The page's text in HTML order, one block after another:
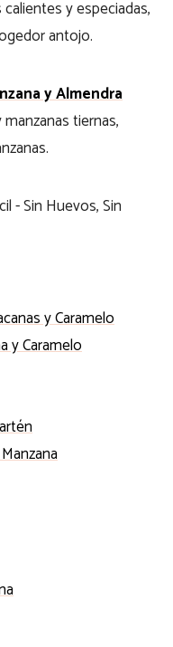
y especiadas,
antojo.
y Almendra
tiernas,
y Caramelo
y Caramelo